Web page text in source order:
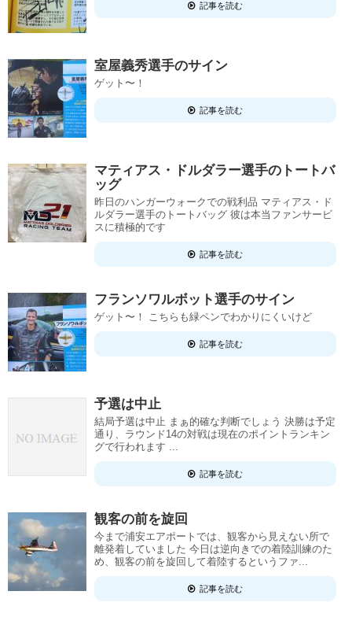
記事を読む
室屋義秀選手のサイン
ゲット〜！
記事を読む
マティアス・ドルダラー選手のトートバ
ッグ
昨日のハンガーウォークでの戦利品 マティアス・ド
ルダラー選手のトートバッグ 彼は本当ファンサービ
スに積極的です
記事を読む
フランソワルボット選手のサイン
ゲット〜！ こちらも緑ペンでわかりにくいけど
記事を読む
予選は中止
結局予選は中止 まぁ的確な判断でしょう 決勝は予定
通り、ラウンド14の対戦は現在のポイントランキン
グで行われます ...
記事を読む
観客の前を旋回
今まで浦安エアポートでは、観客から見えない所で
離発着していました 今日は逆向きでの着陸訓練のた
め、観客の前を旋回して着陸するというファ...
記事を読む